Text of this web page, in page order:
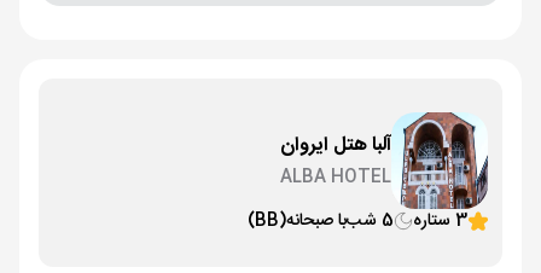
آلبا هتل ایروان
ALBA HOTEL
3 ستاره
5 شب با صبحانه(BB)